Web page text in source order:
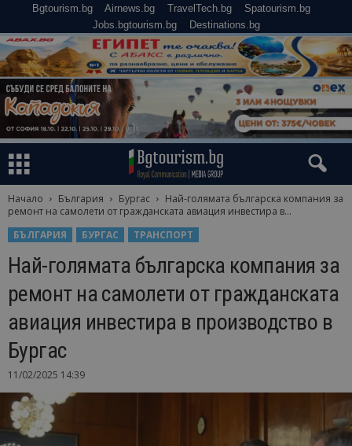
Bgtourism.bg Airnews.bg TravelTech.bg
Spatourism.bg
Jobs.bgtourism.bg
Destinations.bg
Начало България Бургас
Най-голямата българска компания за
ремонт на самолети от гражданската авиация инвестира в...
БЪЛГАРИЯ
БУРГАС ТРАНСПОРТ
Най-голямата българска компания за
ремонт на самолети от гражданската
авиация инвестира в производство в
Бургас
11/02/2025 14:39